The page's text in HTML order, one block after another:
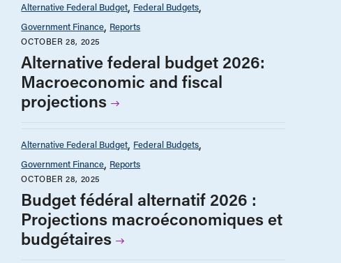
Alternative Federal Budget Federal Budgets
Government Finance Reports
OCTOBER 28, 2025
Alternative federal budget 2026:
Macroeconomic and fiscal
projections
Alternative Federal Budget Federal Budgets
Government Finance Reports
OCTOBER 28, 2025
Budget fédéral alternatif 2026 :
Projections macroéconomiques et
budgétaires